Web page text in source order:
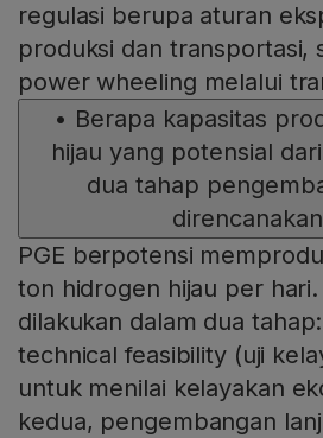
regulasi berupa aturan
produksi dan transportasi,
power wheeling melalui
• Berapa kapasitas
hijau yang potensial
dua tahap
PGE berpotensi
ton hidrogen hijau per
dilakukan dalam dua
technical feasibility (uji
untuk menilai kelayakan
kedua, pengembangan